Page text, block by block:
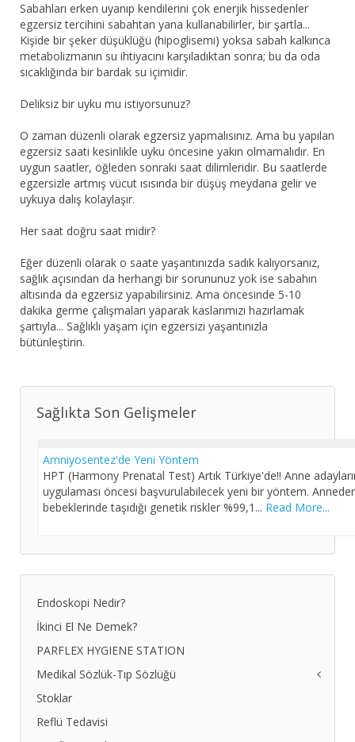
Sabahları erken uyanıp kendilerini çok enerjik hissedenler
egzersiz tercihini sabahtan yana kullanabilirler, bir şartla...
Kişide bir şeker düşüklüğü (hipoglisemi) yoksa sabah kalkınca
metabolizmanın su ihtiyacını karşıladıktan sonra; bu da oda
sıcaklığında bir bardak su içimidir.
Deliksiz bir uyku mu istiyorsunuz?
O zaman düzenli olarak egzersiz yapmalısınız. Ama bu yapılan
egzersiz saati kesinlikle uyku öncesine yakın olmamalıdır. En
uygun saatler, öğleden sonraki saat dilimleridir. Bu saatlerde
egzersizle artmış vücut ısısında bir düşüş meydana gelir ve
uykuya dalış kolaylaşır.
Her saat doğru saat midir?
Eğer düzenli olarak o saate yaşantınızda sadık kalıyorsanız,
sağlık açısından da herhangi bir sorununuz yok ise sabahın
altısında da egzersiz yapabilirsiniz. Ama öncesinde 5-10
dakika germe çalışmaları yaparak kaslarımızı hazırlamak
şartıyla... Sağlıklı yaşam için egzersizi yaşantınızla
bütünleştirin.
Sağlıkta Son Gelişmeler
Amniyosentez'de Yeni Yöntem
HPT (Harmony Prenatal Test) Artık Türkiye'de!! Anne
uygulaması öncesi başvurulabilecek yeni bir yöntem.
bebeklerinde taşıdığı genetik riskler %99,1... Read More...
Endoskopi Nedir?
İkinci El Ne Demek?
PARFLEX HYGIENE STATION
Medikal Sözlük-Tıp Sözlüğü
Ciltte Pigment Değişimleri
Egzama Nedir
Gastroskopi Nedir
Stoklar
Reflü Tedavisi